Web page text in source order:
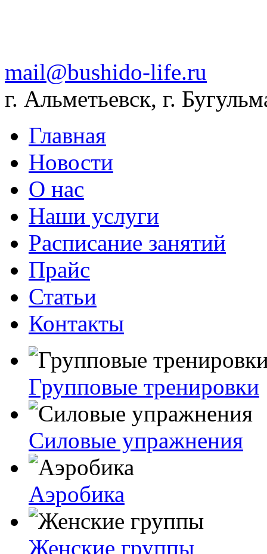
mail@bushido-life.ru
г. Альметьевск, г.
Главная
Новости
О нас
Наши услуги
Расписание занятий
Прайс
Статьи
Контакты
Групповые тренировки
Силовые упражнения
Аэробика
Женские группы